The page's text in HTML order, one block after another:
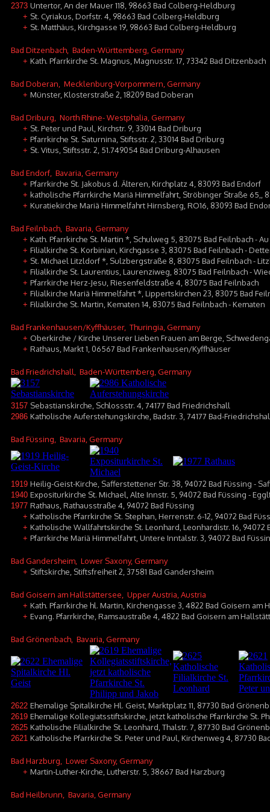
2373 Untertor, An der Mauer 118, 98663 Bad Colberg-Heldburg
+ St. Cyriakus, Dorfstr. 4, 98663 Bad Colberg-Heldburg
+ St. Matthäus, Kirchgasse 19, 98663 Bad Colberg-Heldburg
Bad Ditzenbach , Baden-Württemberg, Germany
+ Kath. Pfarrkirche St. Magnus, Magnusstr. 17, 73342 Bad Ditzenbach
Bad Doberan , Mecklenburg-Vorpommern, Germany
+ Münster, Klosterstraße 2, 18209 Bad Doberan
Bad Driburg , North Rhine- Westphalia, Germany
+ St. Peter und Paul, Kirchstr. 9, 33014 Bad Driburg
+ Pfarrkirche St. Saturnina, Stiftsstr. 2, 33014 Bad Driburg
+ St. Vitus, Stiftsstr. 2, 51.749054 Bad Driburg-Alhausen
Bad Endorf , Bavaria, Germany
+ Pfarrkirche St. Jakobus d. Älteren, Kirchplatz 4, 83093 Bad Endorf
+ katholische Pfarrkirche Mariä Himmelfahrt, Ströbinger Straße 65,,
+ Kuratiekirche Mariä Himmelfahrt Hirnsberg, RO16, 83093 Bad
Bad Feilnbach , Bavaria, Germany
+ Kath. Pfarrkirche St. Martin *, Schulweg 5, 83075 Bad Feilnbach - Au
+ Filialkirche St. Korbinian, Kirchgasse 3, 83075 Bad Feilnbach -
+ St. Michael Litzldorf *, Sulzbergstraße 8, 83075 Bad Feilnbach -
+ Filialkirche St. Laurentius, Laurenziweg, 83075 Bad Feilnbach -
+ Pfarrkirche Herz-Jesu, Riesenfeldstraße 4, 83075 Bad Feilnbach
+ Filialkirche Mariä Himmelfahrt *, Lippertskirchen 23, 83075 Bad
+ Filialkirche St. Martin, Kematen 14, 83075 Bad Feilnbach - Kematen
Bad Frankenhausen/Kyffhäuser, Thuringia, Germany
+ Oberkirche / Kirche Unserer Lieben Frauen am Berge,
+ Rathaus, Markt 1, 06567 Bad Frankenhausen/Kyffhäuser
Bad Friedrichshall , Baden-Württemberg, Germany
3157 Sebastianskirche, Schlossstr. 4, 74177 Bad Friedrichshall
2986 Katholische Auferstehungskirche, Badstr. 3, 74177 Bad-
Bad Füssing , Bavaria, Germany
1919 Heilig-Geist-Kirche, Safferstettener Str. 38, 94072 Bad Füssing -
1940 Expositurkirche St. Michael, Alte Innstr. 5, 94072 Bad Füssing -
1977 Rathaus, Rathausstraße 4, 94072 Bad Füssing
+ Katholische Pfarrkirche St. Stephan, Herrenstr. 6-12, 94072 Bad
+ Katholische Wallfahrtskirche St. Leonhard, Leonhardistr. 16, 94072
+ Pfarrkirche Mariä Himmelfahrt, Untere Inntalstr. 3, 94072 Bad
Bad Gandersheim , Lower Saxony, Germany
+ Stiftskirche, Stiftsfreiheit 2, 37581 Bad Gandersheim
Bad Goisern am Hallstättersee , Upper Austria, Austria
+ Kath. Pfarrkirche hl. Martin, Kirchengasse 3, 4822 Bad Goisern am
+ Evang. Pfarrkirche, Ramsaustraße 4, 4822 Bad Goisern am
Bad Grönenbach , Bavaria, Germany
2622 Ehemalige Spitalkirche Hl. Geist, Marktplatz 11, 87730 Bad
2619 Ehemalige Kollegiatsstiftskirche, jetzt katholische Pfarrkirche St.
2625 Katholische Filialkirche St. Leonhard, Thalstr. 7, 87730 Bad
2621 Katholische Pfarrkirche St. Peter und Paul, Kirchenweg 4, 87730
Bad Harzburg , Lower Saxony, Germany
+ Martin-Luther-Kirche, Lutherstr. 5, 38667 Bad Harzburg
Bad Heilbrunn , Bavaria, Germany